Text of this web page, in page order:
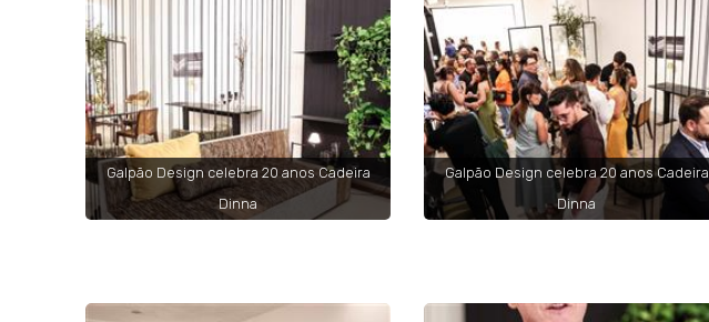
Galpão Design celebra 20 anos Cadeira
Dinna
Galpão Design celebra 20 anos Cadeira
Dinna